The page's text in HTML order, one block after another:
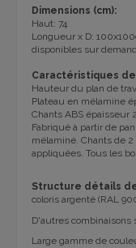
Dimensions (cm):
Haut: 74
Longueur x D:
disponibles sur
Caractéristiques
Hauteur du plan de
Plateau en mélamine
Chants ABS épaisseur
Fabriqué à partir de
mélaminé. Chants de
appliquées. Tous les
Structure détails
coloris argenté (RAL
D'autres combinaisons
Large gamme de